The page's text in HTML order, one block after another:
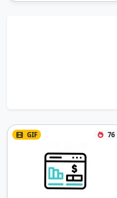
GIF 76